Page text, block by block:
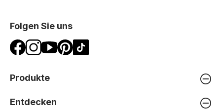
Folgen Sie uns
Produkte
Entdecken